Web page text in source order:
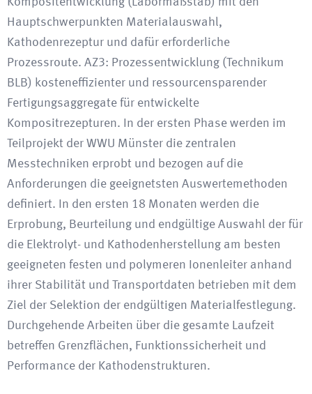
Hauptschwerpunkten Materialauswahl,
Kathodenrezeptur und dafür erforderliche
Prozessroute. AZ3: Prozessentwicklung (Technikum
BLB) kosteneffizienter und ressourcensparender
Fertigungsaggregate für entwickelte
Kompositrezepturen. In der ersten Phase werden im
Teilprojekt der WWU Münster die zentralen
Messtechniken erprobt und bezogen auf die
Anforderungen die geeignetsten Auswertemethoden
definiert. In den ersten 18 Monaten werden die
Erprobung, Beurteilung und endgültige Auswahl der für
die Elektrolyt- und Kathodenherstellung am besten
geeigneten festen und polymeren Ionenleiter anhand
ihrer Stabilität und Transportdaten betrieben mit dem
Ziel der Selektion der endgültigen Materialfestlegung.
Durchgehende Arbeiten über die gesamte Laufzeit
betreffen Grenzflächen, Funktionssicherheit und
Performance der Kathodenstrukturen.